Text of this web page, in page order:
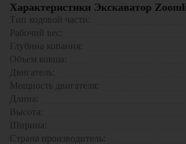
Оптимальные размеры
условиях
участках
Надежная гидравлика
Прочная конструкция
Широкий выбор навесного
оборудования
Характеристики Экскаватор
Тип ходовой части:
Рабочий вес:
Глубина копания:
Объем ковша:
Двигатель:
Мощность двигателя:
Длина:
Высота:
Ширина:
Страна производитель: